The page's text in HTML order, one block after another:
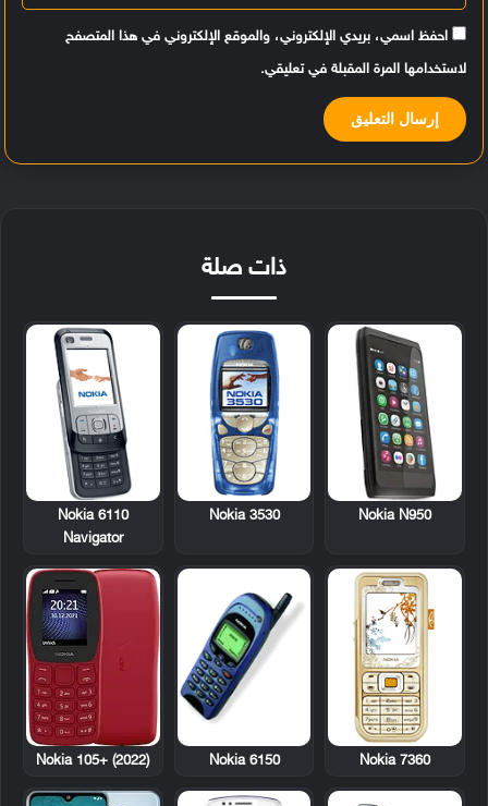
احفظ اسمي، بريدي الإلكتروني، والموقع الإلكتروني في هذا المتصفح
لاستخدامها المرة المقبلة في تعليقي.
ذات صلة
Nokia N950
Nokia 3530
Nokia 6110
Navigator
Nokia 7360
Nokia 6150
Nokia 105+ (2022)